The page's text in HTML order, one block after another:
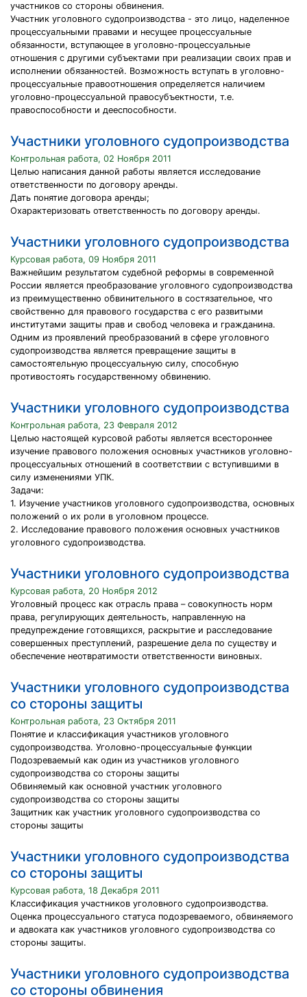
участников со стороны обвинения.
Участник уголовного судопроизводства - это лицо, наделенное
процессуальными правами и несущее процессуальные
обязанности, вступающее в уголовно-процессуальные
отношения с другими субъектами при реализации своих прав и
исполнении обязанностей. Возможность вступать в уголовно-
процессуальные правоотношения определяется наличием
уголовно-процессуальной правосубъектности, т.е.
правоспособности и дееспособности.
Участники уголовного судопроизводства
Контрольная работа, 02 Ноября 2011
Целью написания данной работы является исследование
ответственности по договору аренды.
Дать понятие договора аренды;
Охарактеризовать ответственность по договору аренды.
Участники уголовного судопроизводства
Курсовая работа, 09 Ноября 2011
Важнейшим результатом судебной реформы в современной
России является преобразование уголовного судопроизводства
из преимущественно обвинительного в состязательное, что
свойственно для правового государства с его развитыми
институтами защиты прав и свобод человека и гражданина.
Одним из проявлений преобразований в сфере уголовного
судопроизводства является превращение защиты в
самостоятельную процессуальную силу, способную
противостоять государственному обвинению.
Участники уголовного судопроизводства
Контрольная работа, 23 Февраля 2012
Целью настоящей курсовой работы является всестороннее
изучение правового положения основных участников уголовно-
процессуальных отношений в соответствии с вступившими в
силу изменениями УПК.
Задачи:
1. Изучение участников уголовного судопроизводства, основных
положений о их роли в уголовном процессе.
2. Исследование правового положения основных участников
уголовного судопроизводства.
Участники уголовного судопроизводства
Курсовая работа, 20 Ноября 2012
Уголовный процесс как отрасль права – совокупность норм
права, регулирующих деятельность, направленную на
предупреждение готовящихся, раскрытие и расследование
совершенных преступлений, разрешение дела по существу и
обеспечение неотвратимости ответственности виновных.
Участники уголовного судопроизводства
со стороны защиты
Контрольная работа, 23 Октября 2011
Понятие и классификация участников уголовного
судопроизводства. Уголовно-процессуальные функции
Подозреваемый как один из участников уголовного
судопроизводства со стороны защиты
Обвиняемый как основной участник уголовного
судопроизводства со стороны защиты
Защитник как участник уголовного судопроизводства со
стороны защиты
Участники уголовного судопроизводства
со стороны защиты
Курсовая работа, 18 Декабря 2011
Классификация участников уголовного судопроизводства.
Оценка процессуального статуса подозреваемого, обвиняемого
и адвоката как участников уголовного судопроизводства со
стороны защиты.
Участники уголовного судопроизводства
со стороны обвинения